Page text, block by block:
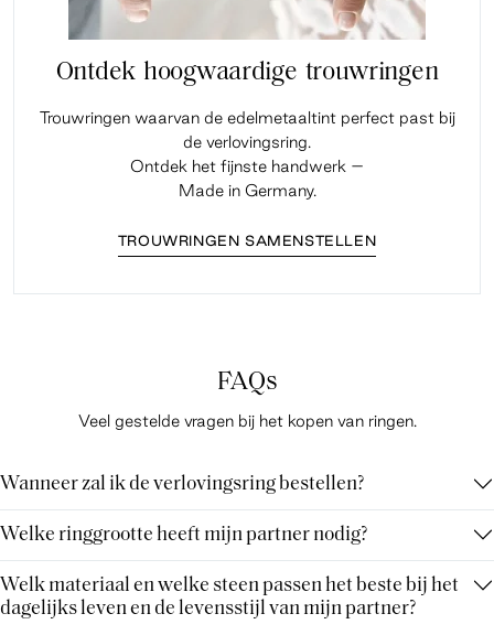
Ontdek hoogwaardige trouwringen
Trouwringen waarvan de edelmetaaltint perfect past bij
de verlovingsring.
Ontdek het fijnste handwerk –
Made in Germany.
TROUWRINGEN SAMENSTELLEN
FAQs
Veel gestelde vragen bij het kopen van ringen.
Wanneer zal ik de verlovingsring bestellen?
Welke ringgrootte heeft mijn partner nodig?
Welk materiaal en welke steen passen het beste bij het
dagelijks leven en de levensstijl van mijn partner?